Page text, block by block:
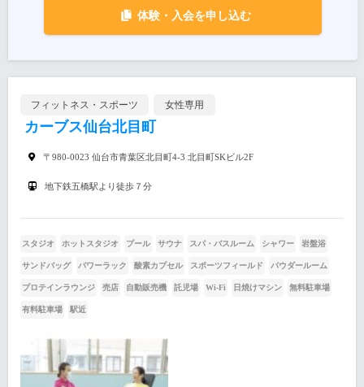
体験・入会を申し込む
フィットネス・スポーツ 女性専用
カーブス仙台北目町
〒980-0023 仙台市青葉区北目町4-3 北目町SKビル2F
地下鉄五橋駅より徒歩７分
スタジオ ホットスタジオ プール サウナ スパ・バスルーム シャワー 岩盤浴
サンドバッグ パワーラック 酸素カプセル スポーツフィールド パウダールーム
プロテインラウンジ 売店 自動販売機 託児場 Wi-Fi 日焼けマシン 無料駐車場
有料駐車場 駅近